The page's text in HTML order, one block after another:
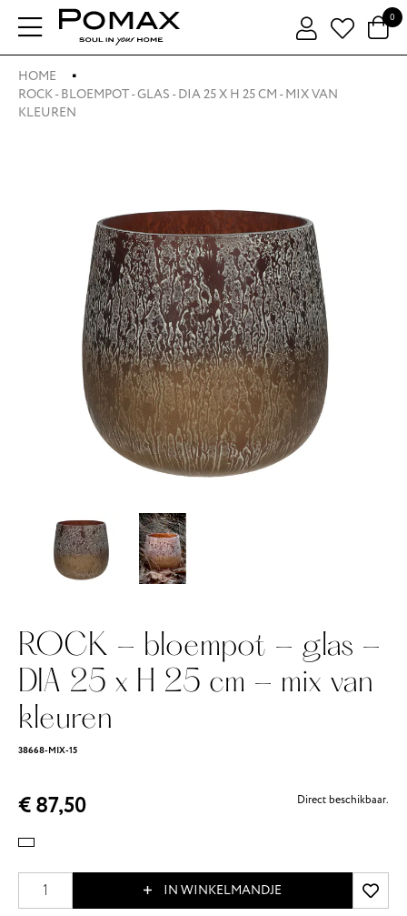
0
HOME
ROCK - BLOEMPOT - GLAS - DIA 25 X H 25 CM - MIX VAN
KLEUREN
ROCK - bloempot - glas -
DIA 25 x H 25 cm - mix van
kleuren
38668-MIX-15
€ 87,50 Direct beschikbaar.
IN WINKELMANDJE